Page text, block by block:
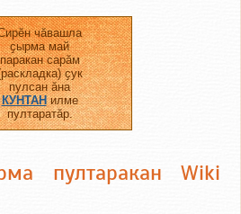
чӑвашла
ҫырма май
паракан сарӑм
ҫук
пулсан ӑна
КУНТАНилме
пултаратӑр.
пултаракан Wiki